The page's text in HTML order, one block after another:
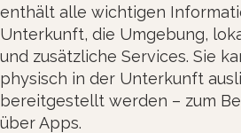
enthält alle wichtigen
Unterkunft, die Umgebung,
und zusätzliche Services. Sie
physisch in der Unterkunft
bereitgestellt werden – zum
über Apps.